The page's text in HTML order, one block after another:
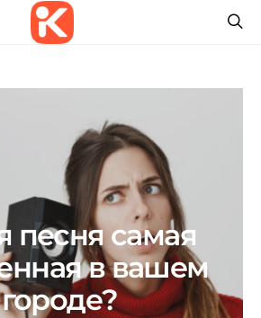
песня самая
в вашем
городе?